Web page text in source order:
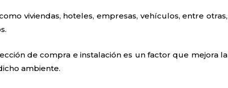
viviendas, hoteles, empresas, vehículos, entre otras,
de compra e instalación es un factor que mejora la
ambiente.